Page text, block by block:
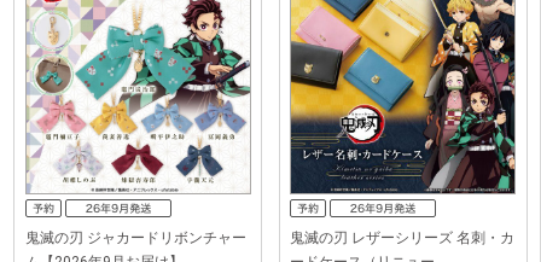
鬼滅の刃 ジャカードリボンチャー
鬼滅の刃 レザーシリーズ 名刺・カ